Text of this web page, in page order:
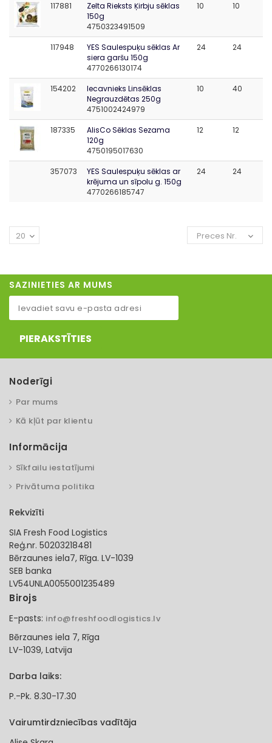
117881
Zelta Rieksts Ķirbju sēklas
150g
4750323491509
10 10
117948
YES Saulespuķu sēklas Ar
siera garšu 150g
4770266130174
24 24
154202
Iecavnieks Linsēklas
Negrauzdētas 250g
4751002424979
10 40
187335
AlisCo Sēklas Sezama
120g
4750195017630
12 12
357073
YES Saulespuķu sēklas ar
krējuma un sīpolu g. 150g
4770266185747
24 24
Preces Nr.
20
SAZINIETIES AR MUMS
PIERAKSTĪTIES
Noderīgi
Par mums
Kā kļūt par klientu
Informācija
Sīkfailu iestatījumi
Privātuma politika
Rekvizīti
SIA Fresh Food Logistics
Reģ.nr. 50203218481
Bērzaunes iela7, Rīga. LV-1039
SEB banka
LV54UNLA0055001235489
Birojs
E-pasts: info@freshfoodlogistics.lv
Bērzaunes iela 7, Rīga
LV-1039, Latvija
Darba laiks:
P.-Pk. 8.30-17.30
Vairumtirdzniecības vadītāja